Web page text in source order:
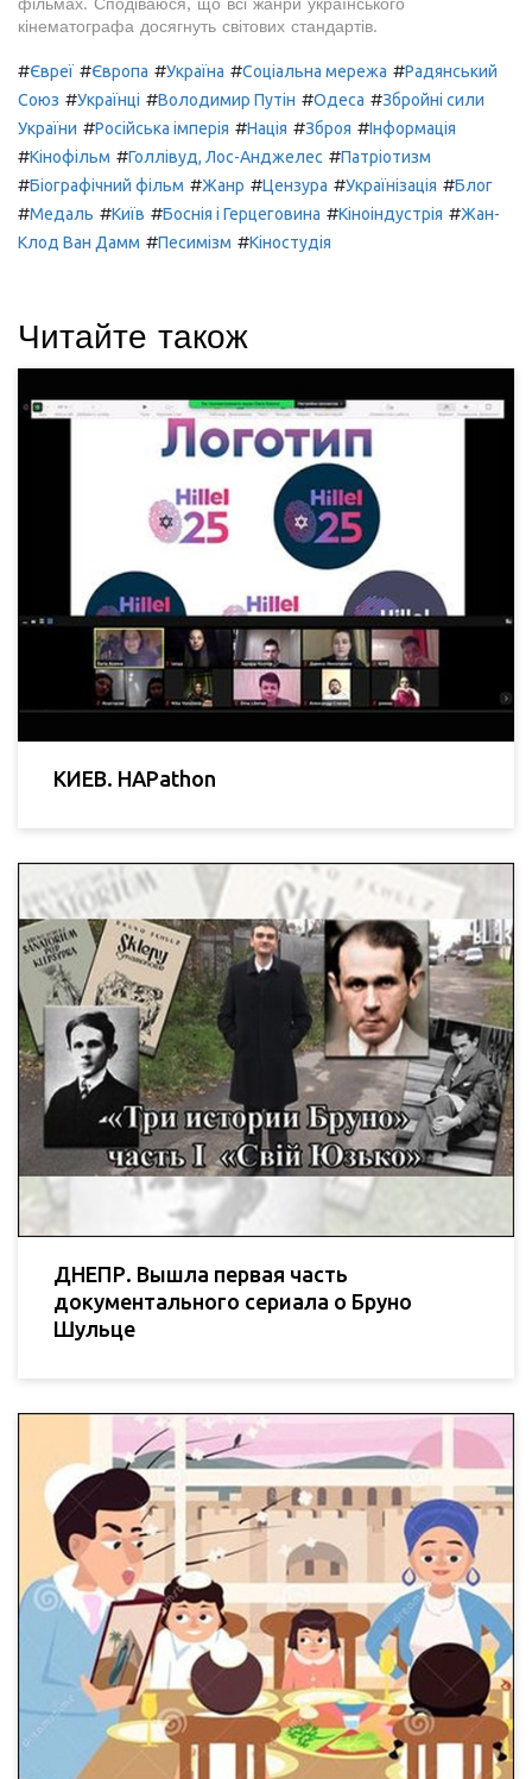
кінематографа досягнуть світових стандартів.
#Євреї #Європа #Україна #Соціальна мережа #Радянський
Союз #Українці #Володимир Путін #Одеса #Збройні сили
України #Російська імперія #Нація #Зброя #Інформація
#Кінофільм #Голлівуд, Лос-Анджелес #Патріотизм
#Біографічний фільм #Жанр #Цензура #Українізація #Блог
#Медаль #Київ #Боснія і Герцеговина #Кіноіндустрія #Жан-
Клод Ван Дамм #Песимізм #Кіностудія
Читайте також
КИЕВ. HAPathon
ДНЕПР. Вышла первая часть
документального сериала о Бруно
Шульце